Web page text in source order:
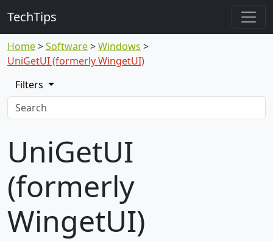
TechTips
Home Software
Windows
UniGetUI (formerly WingetUI)
Filters
UniGetUI
(formerly
WingetUI)